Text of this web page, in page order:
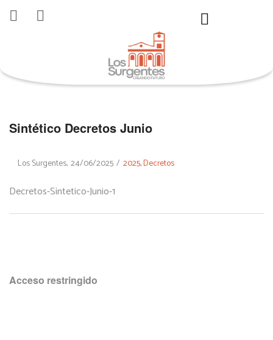
Sintético Decretos Junio
Los Surgentes 24/06/2025 2025 Decretos
Decretos-Sintetico-Junio-1
Acceso restringido